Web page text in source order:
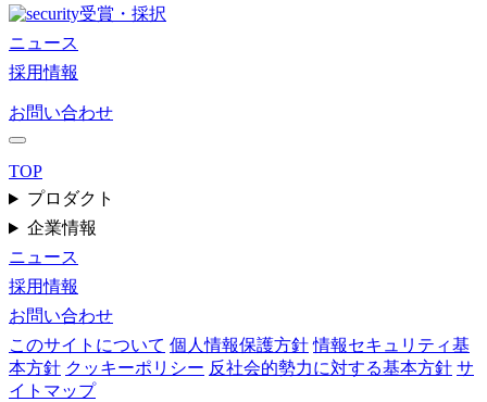
受賞・採択
ニュース
採用情報
お問い合わせ
TOP
プロダクト
企業情報
ニュース
採用情報
お問い合わせ
このサイトについて 個人情報保護方針 情報セキュリティ基
本方針 クッキーポリシー 反社会的勢力に対する基本方針 サ
イトマップ